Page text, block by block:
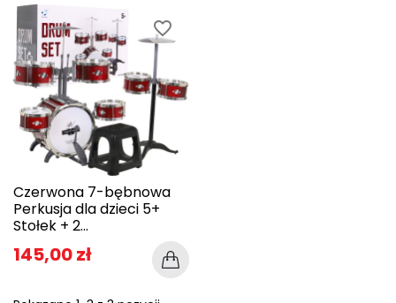
favorite_border
Czerwona 7-bębnowa
Perkusja dla dzieci 5+
Stołek + 2...
145,00 zł